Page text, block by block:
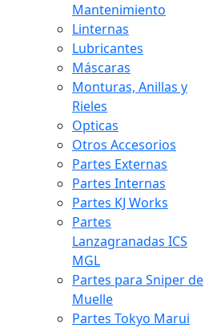
Mantenimiento
Linternas
Lubricantes
Máscaras
Monturas, Anillas y
Rieles
Opticas
Otros Accesorios
Partes Externas
Partes Internas
Partes KJ Works
Partes
Lanzagranadas ICS
MGL
Partes para Sniper de
Muelle
Partes Tokyo Marui